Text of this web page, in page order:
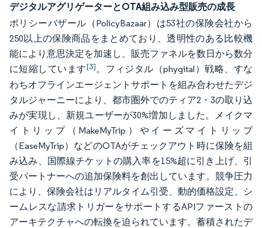
デジタルアグリゲーターとOTA組み込み型販売の成長
ポリシーバザール（PolicyBazaar）は53社の保険会社から
250以上の保険商品をまとめており、透明性のある比較機
能により意思決定を加速し、販売ファネルを数日から数分
に短縮しています[3]。フィジタル（phygital）戦略、すな
わちオフラインエージェントサポートを組み合わせたデジ
タルジャーニーにより、都市圏外でのティア2・3の取り込
みが実現し、新規ユーザーが30%増加しました。メイクマ
イトリップ（MakeMyTrip）やイーズマイトリップ
（EaseMyTrip）などのOTAがチェックアウト時に保険を組
み込み、国際線チケットの購入率を15%超に引き上げ、引
受パートナーへの追加保険料を創出しています。競争圧力
により、保険会社はリアルタイム引受、動的価格設定、シ
ームレスな請求トリガーをサポートするAPIファーストの
アーキテクチャへの転換を迫られています。蓄積されたデ